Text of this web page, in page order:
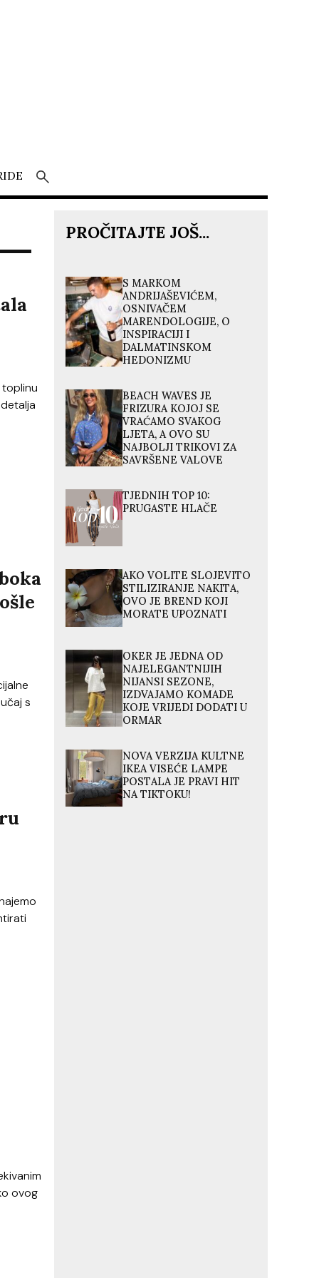
s
ovog
PROČITAJTE JOŠ...
S MARKOM
ANDRIJAŠEVIĆEM,
OSNIVAČEM
MARENDOLOGIJE, O
INSPIRACIJI I
DALMATINSKOM
HEDONIZMU
BEACH WAVES JE
FRIZURA KOJOJ SE
VRAĆAMO SVAKOG
LJETA, A OVO SU
NAJBOLJI TRIKOVI ZA
SAVRŠENE VALOVE
TJEDNIH TOP 10:
PRUGASTE HLAČE
AKO VOLITE SLOJEVITO
STILIZIRANJE NAKITA,
OVO JE BREND KOJI
MORATE UPOZNATI
OKER JE JEDNA OD
NAJELEGANTNIJIH
NIJANSI SEZONE,
IZDVAJAMO KOMADE
KOJE VRIJEDI DODATI U
ORMAR
NOVA VERZIJA KULTNE
IKEA VISEĆE LAMPE
POSTALA JE PRAVI HIT
NA TIKTOKU!